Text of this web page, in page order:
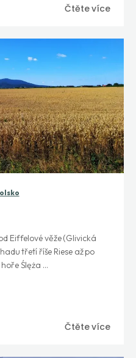
Čtěte více
Eiffelové věže (Glivická
třetí říše Riese až po
Ślęża ...
Čtěte více